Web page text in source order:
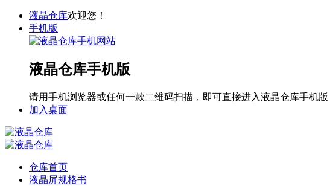
液晶仓库欢迎您！
手机版
液晶仓库手机版
请用手机浏览器或任何一款二维码扫描，即可直接进入液晶仓库手机版
加入桌面
仓库首页
液晶屏规格书